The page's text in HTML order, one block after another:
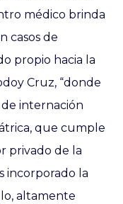
médico brinda
casos de
propio hacia la
Cruz, “donde
internación
que cumple
privado de la
incorporado la
altamente